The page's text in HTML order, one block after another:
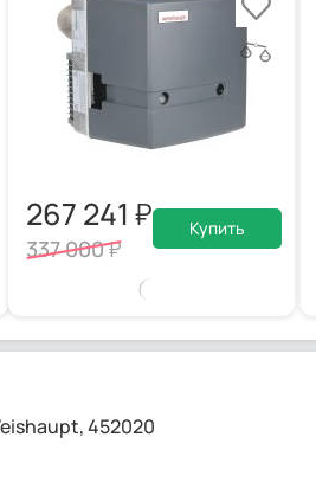
267 241
337 000
Купить
452020